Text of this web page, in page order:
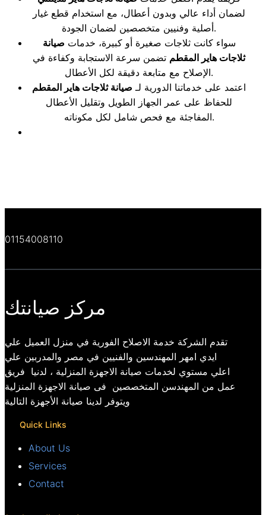
لضمان أداء عالي وبدون أعطال، مع استخدام قطع غيار
أصلية وفنيين متخصصين لضمان الجودة.
سواء كانت ثلاجات صغيرة أو كبيرة، خدمات صيانة
ثلاجات هاير المقطم تضمن سرعة الاستجابة وكفاءة في
الإصلاح مع متابعة دقيقة لكل الأعطال.
اعتمد على خدماتنا الدورية لـ صيانة ثلاجات هاير المقطم
للحفاظ على عمر الجهاز الطويل وتقليل الأعطال
المفاجئة مع فحص شامل لكل مكوناته.
01154008110
مركز صيانتك
تقدم الشركة خدمة الاصلاح الفورية في منزل العميل علي
ايدي امهر المهندسين والفنيين في مصر والمدربين علي
اعلي مستوي لخدمات صيانة الاجهزة المنزلية ، لدنيا فريق
عمل من المهندسن المتخصصين فى صيانة الاجهزة المنزلية
ويتوفر لدينا صيانة الأجهزة التالية
Quick Links
About Us
Services
Contact